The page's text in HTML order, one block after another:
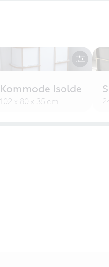
Kommode Isolde
102 x 80 x 35 cm